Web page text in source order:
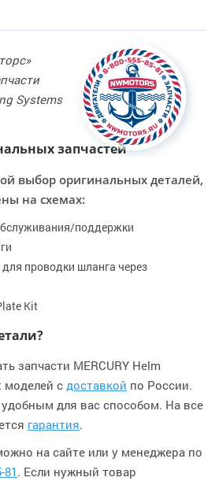
Systems
запчастей
выбор оригинальных деталей,
на схемах:
поддержки
проводки шланга через
Kit
запчасти MERCURY Helm
моделей с доставкой по России.
для вас способом. На все
гарантия.
на сайте или у менеджера по
81 . Если нужный товар